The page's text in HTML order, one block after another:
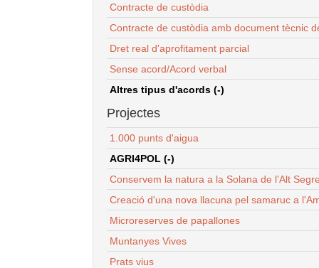
Contracte de custòdia
Contracte de custòdia amb document tècnic
Dret real d'aprofitament parcial
Sense acord/Acord verbal
Altres tipus d'acords (-)
Projectes
1.000 punts d'aigua
AGRI4POL (-)
Conservem la natura a la Solana de l'Alt
Creació d'una nova llacuna pel samaruc a
Microreserves de papallones
Muntanyes Vives
Prats vius